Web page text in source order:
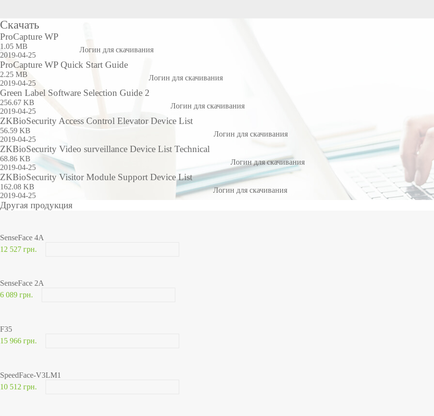
Скачать
ProCapture WP
1.05 MB
2019-04-25
Логин для скачивания
ProCapture WP Quick Start Guide
2.25 MB
2019-04-25
Логин для скачивания
Green Label Software Selection Guide 2
256.67 KB
2019-04-25
Логин для скачивания
ZKBioSecurity Access Control Elevator Device List
56.59 KB
2019-04-25
Логин для скачивания
ZKBioSecurity Video surveillance Device List Technical
68.86 KB
2019-04-25
Логин для скачивания
ZKBioSecurity Visitor Module Support Device List
162.08 KB
2019-04-25
Логин для скачивания
Другая продукция
SenseFace 4A
12 527 грн.
SenseFace 2A
6 089 грн.
F35
15 966 грн.
SpeedFace-V3LM1
10 512 грн.